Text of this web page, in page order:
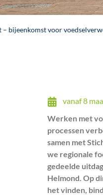
– bijeenkomst voor
vanaf8
Werken met
processen
samen met
we regionale
gedeelde
Helmond. Op
het vinden,